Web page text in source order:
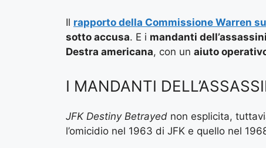
Il rapporto della Commissione Warren
sotto accusa. E i mandanti
Destra americana, con un aiuto
I MANDANTI
JFK Destiny Betrayed non esplicita,
l’omicidio nel 1963 di JFK e quello nel